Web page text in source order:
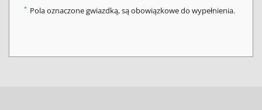
* Pola oznaczone gwiazdką, są obowiązkowe do wypełnienia.